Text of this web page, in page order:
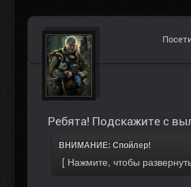
Ребята! Подскажите с
ВНИМАНИЕ: Спойлер!